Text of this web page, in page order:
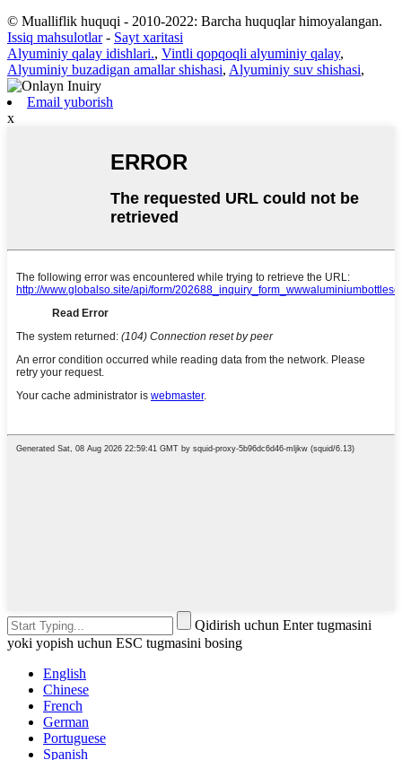
© Mualliflik huquqi - 2010-2022: Barcha huquqlar himoyalangan.
Issiq mahsulotlar- Sayt xaritasi
Alyuminiy qalay idishlari., Vintli qopqoqli alyuminiy qalay,
Alyuminiy buzadigan amallar shishasi, Alyuminiy suv shishasi,
Email yuborish
x
Qidirish uchun Enter tugmasini
yoki yopish uchun ESC tugmasini bosing
English
Chinese
French
German
Portuguese
Spanish